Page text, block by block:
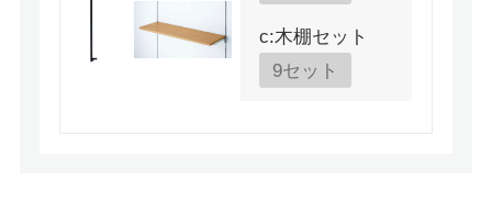
c:木棚セット
9セット